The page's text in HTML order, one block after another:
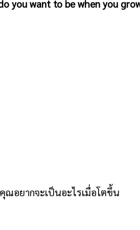
you want to be when you
อยากจะเป็นอะไรเมื่อโตขึ้น